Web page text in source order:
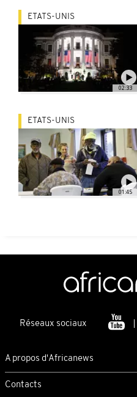
02:33
ETATS-UNIS
01:45
ETATS-UNIS
Réseaux sociaux
A propos d'Africanews
Contacts